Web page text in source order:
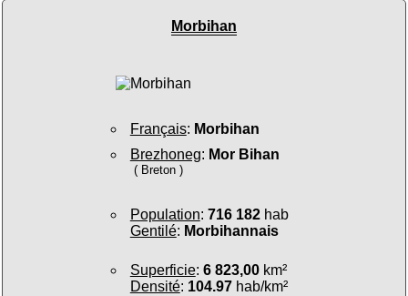
Morbihan
Français: Morbihan
Brezhoneg: Mor Bihan
( Breton )
Population: 716 182hab
Gentilé: Morbihannais
Superficie: 6 823,00km²
Densité: 104.97hab/km²